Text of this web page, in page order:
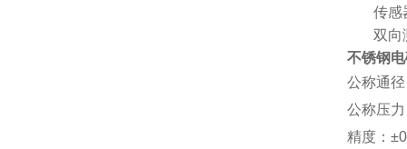
传感
双向
不锈钢
公称通
公称压
精度：